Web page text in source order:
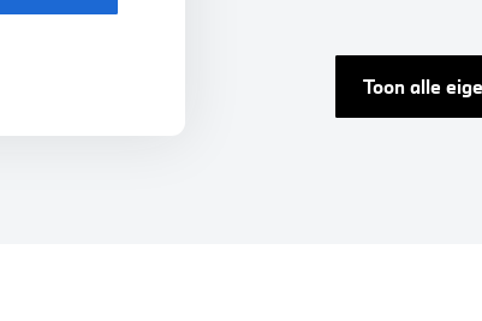
Toon alle